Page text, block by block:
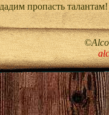
пропасть